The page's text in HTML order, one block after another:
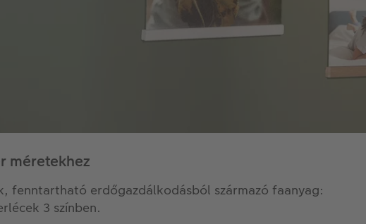
méretekhez
fenntartható erdőgazdálkodásból származó faanyag:
3 színben.